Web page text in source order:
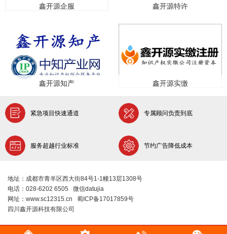
鑫开源企服 鑫开源特许
鑫开源知产 鑫开源实缴
紧急项目快速通道 专属顾问负责到底
服务超越行业标准 节约广告降低成本
地址：成都市青羊区西大街84号1-1幢13层1308号
电话：028-6202 6505 微信datujia
网址：www.sc12315.cn 蜀ICP备17017859号
四川鑫开源科技有限公司